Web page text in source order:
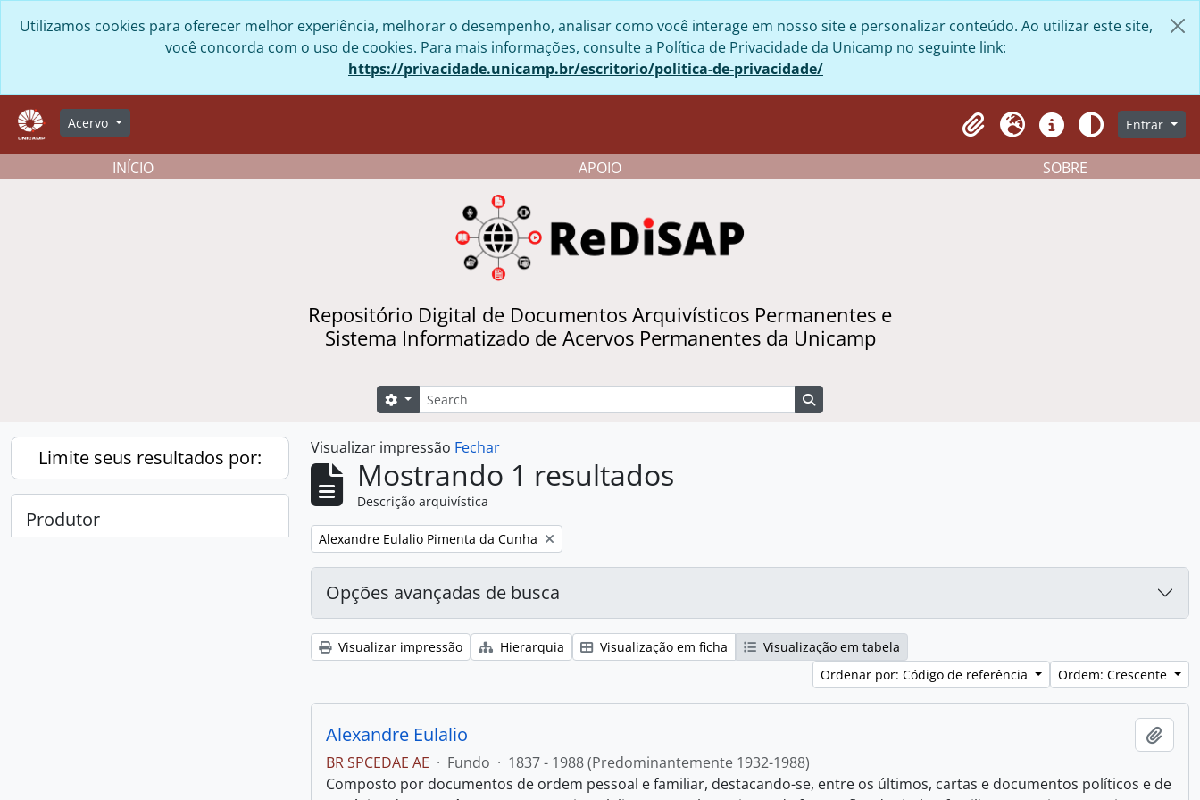
Utilizamos cookies para oferecer melhor experiência, melhorar o desempenho, analisar como você interage em nosso site e personalizar conteúdo. Ao utilizar este site,
você concorda com o uso de cookies. Para mais informações, consulte a Política de Privacidade da Unicamp no seguinte link:
https://privacidade.unicamp.br/escritorio/politica-de-privacidade/
Acervo
Clipboard
Idioma AtalhosAparênciaEntrar
INÍCIO APOIO SOBRE
Repositório Digital de Documentos Arquivísticos Permanentes e
Sistema Informatizado de Acervos Permanentes da Unicamp
Buscar
Opções de busca
Limite seus resultados por:
Produtor
Visualizar impressão Fechar
Mostrando 1 resultados
Descrição arquivística
Remover filtro:
Alexandre Eulalio Pimenta da Cunha
Opções avançadas de busca
Visualizar impressão Hierarquia Visualização em ficha
Visualização em tabela
Ordenar por: Código de referência
Ordem: Crescente
Alexandre Eulalio
BR SPCEDAE AE · Fundo · 1837 - 1988 (Predominantemente 1932-1988)
Composto por documentos de ordem pessoal e familiar, destacando-se, entre os últimos, cartas e documentos políticos e de